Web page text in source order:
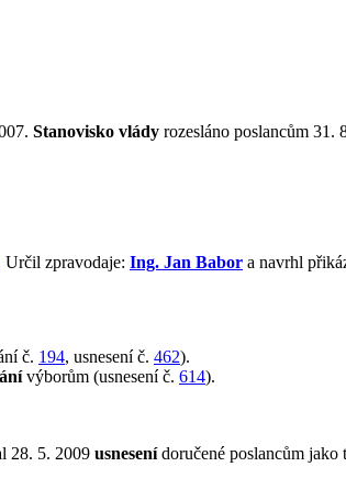
Stanovisko vlády rozesláno poslancům 31.
Určil zpravodaje: Ing. Jan Babor a navrhl
č. 194, usnesení č. 462).
výborům (usnesení č. 614).
28. 5. 2009 usnesenídoručené poslancům jako